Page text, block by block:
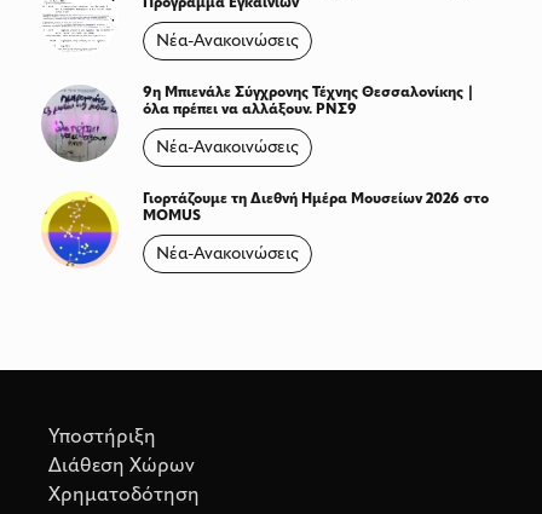
Πρόγραμμα Εγκαινίων
Νέα-Ανακοινώσεις
9η Μπιενάλε Σύγχρονης Τέχνης Θεσσαλονίκης |
όλα πρέπει να αλλάξουν. ΡΝΣ9
Νέα-Ανακοινώσεις
Γιορτάζουμε τη Διεθνή Ημέρα Μουσείων 2026 στο
MOMUS
Νέα-Ανακοινώσεις
Υποστήριξη
Διάθεση Χώρων
Χρηματοδότηση